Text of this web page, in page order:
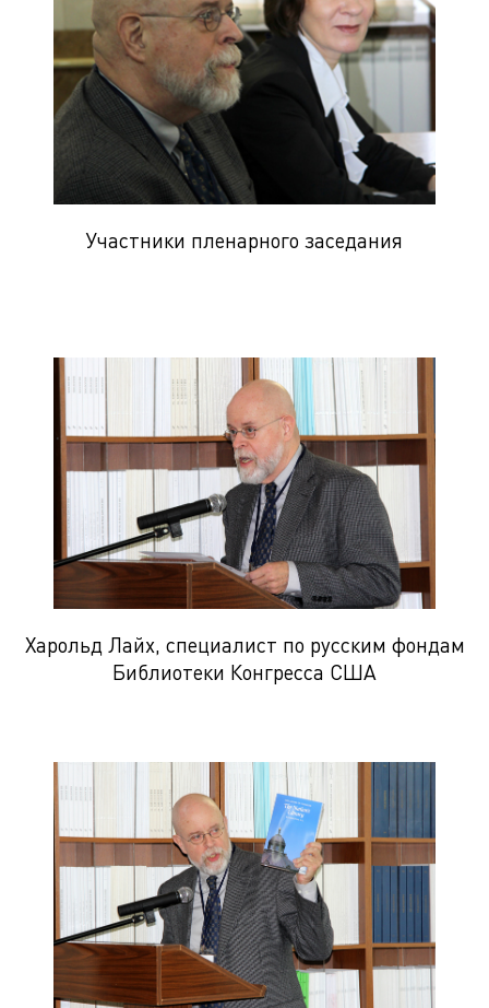
Участники пленарного заседания
Харольд Лайх, специалист по русским фондам
Библиотеки Конгресса США